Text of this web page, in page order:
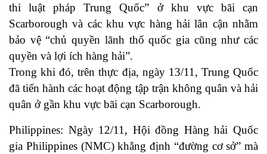
thi luật pháp Trung Quốc” ở khu vực bãi cạn
Scarborough và các khu vực hàng hải lân cận nhằm
bảo vệ “chủ quyền lãnh thổ quốc gia cũng như các
quyền và lợi ích hàng hải”.
Trong khi đó, trên thực địa, ngày 13/11, Trung Quốc
đã tiến hành các hoạt động tập trận không quân và hải
quân ở gần khu vực bãi cạn Scarborough.
Philippines: Ngày 12/11, Hội đồng Hàng hải Quốc
gia Philippines (NMC) khẳng định “đường cơ sở” mà